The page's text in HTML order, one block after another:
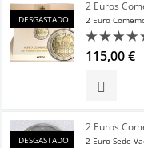
DESGASTADO
Avaliação
0
de
115,00€
DESGASTADO